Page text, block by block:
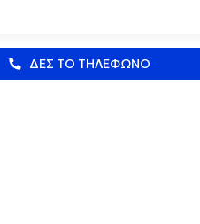
ΔΕΣ ΤΟ ΤΗΛΕΦΩΝΟ